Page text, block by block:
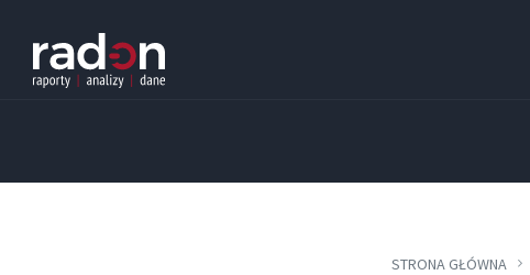
content
main
navigation
footer
STRONA GŁÓWNA